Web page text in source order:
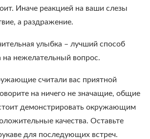
Иначе реакцией на ваши слезы
а раздражение.
улыбка – лучший способ
на нежелательный вопрос.
считали вас приятной
на ничего не значащие, общие
демонстрировать окружающим
качества. Оставьте
для последующих встреч.